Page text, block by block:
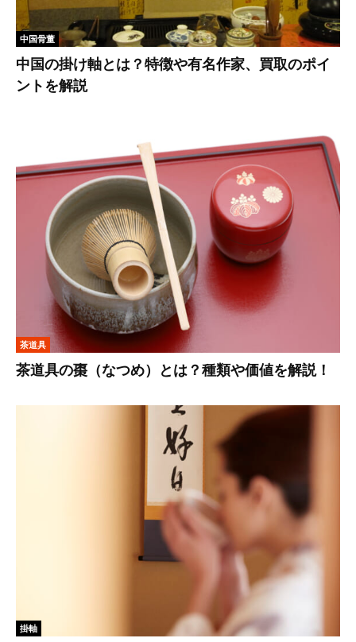
中国骨董
中国の掛け軸とは？特徴や有名作家、買取のポイ
ントを解説
茶道具
茶道具の棗（なつめ）とは？種類や価値を解説！
掛軸